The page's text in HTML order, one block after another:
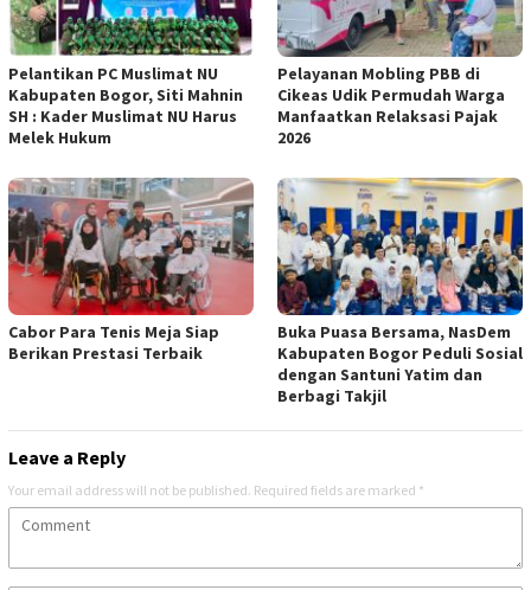
Pelantikan PC Muslimat NU
Kabupaten Bogor, Siti Mahnin
SH : Kader Muslimat NU Harus
Melek Hukum
Pelayanan Mobling PBB di
Cikeas Udik Permudah Warga
Manfaatkan Relaksasi Pajak
2026
Cabor Para Tenis Meja Siap
Berikan Prestasi Terbaik
Buka Puasa Bersama, NasDem
Kabupaten Bogor Peduli Sosial
dengan Santuni Yatim dan
Berbagi Takjil
Leave a Reply
Your email address will not be published. Required fields are marked *